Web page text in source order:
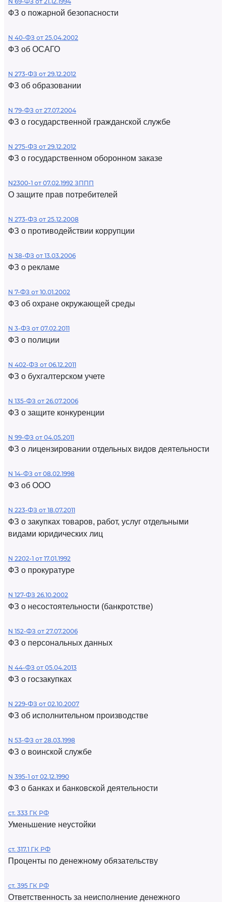
ФЗ о пожарной безопасности
N 40-ФЗ от 25.04.2002
ФЗ об ОСАГО
N 273-ФЗ от 29.12.2012
ФЗ об образовании
N 79-ФЗ от 27.07.2004
ФЗ о государственной гражданской службе
N 275-ФЗ от 29.12.2012
ФЗ о государственном оборонном заказе
N2300-1 от 07.02.1992 ЗППП
О защите прав потребителей
N 273-ФЗ от 25.12.2008
ФЗ о противодействии коррупции
N 38-ФЗ от 13.03.2006
ФЗ о рекламе
N 7-ФЗ от 10.01.2002
ФЗ об охране окружающей среды
N 3-ФЗ от 07.02.2011
ФЗ о полиции
N 402-ФЗ от 06.12.2011
ФЗ о бухгалтерском учете
N 135-ФЗ от 26.07.2006
ФЗ о защите конкуренции
N 99-ФЗ от 04.05.2011
ФЗ о лицензировании отдельных видов деятельности
N 14-ФЗ от 08.02.1998
ФЗ об ООО
N 223-ФЗ от 18.07.2011
ФЗ о закупках товаров, работ, услуг отдельными
видами юридических лиц
N 2202-1 от 17.01.1992
ФЗ о прокуратуре
N 127-ФЗ 26.10.2002
ФЗ о несостоятельности (банкротстве)
N 152-ФЗ от 27.07.2006
ФЗ о персональных данных
N 44-ФЗ от 05.04.2013
ФЗ о госзакупках
N 229-ФЗ от 02.10.2007
ФЗ об исполнительном производстве
N 53-ФЗ от 28.03.1998
ФЗ о воинской службе
N 395-1 от 02.12.1990
ФЗ о банках и банковской деятельности
ст. 333 ГК РФ
Уменьшение неустойки
ст. 317.1 ГК РФ
Проценты по денежному обязательству
ст. 395 ГК РФ
Ответственность за неисполнение денежного